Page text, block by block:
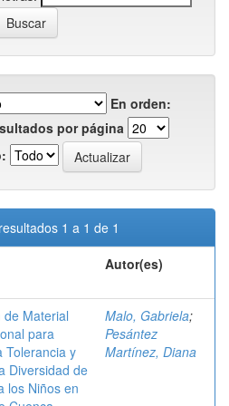
En orden:
por página
1 a 1 de 1
Autor(es)
de Material
para
Tolerancia y
Diversidad de
los Niños en
Malo, Gabriela;
Pesántez
Martínez, Diana